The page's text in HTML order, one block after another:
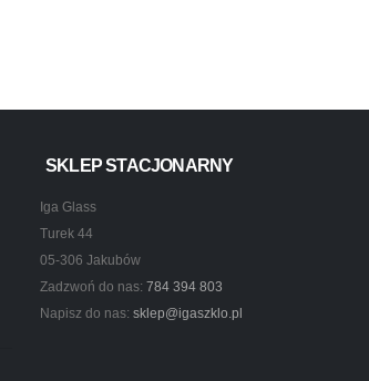
SKLEP STACJONARNY
Iga Glass
Turek 44
05-306 Jakubów
Zadzwoń do nas: 784 394 803
Napisz do nas: sklep@igaszklo.pl